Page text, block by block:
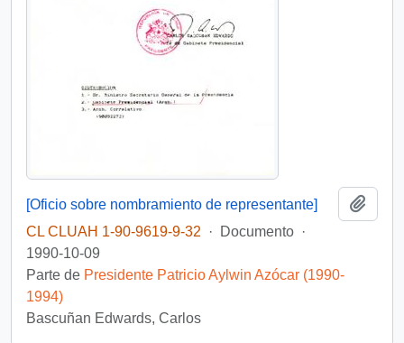
[Oficio sobre nombramiento de representante]
CL CLUAH 1-90-9619-9-32
· Documento ·
1990-10-09
Parte de Presidente Patricio Aylwin Azócar (1990-
1994)
Bascuñan Edwards, Carlos